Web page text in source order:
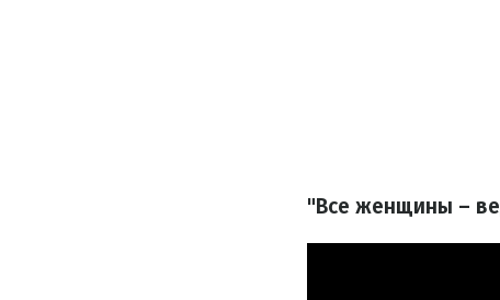
"Все женщины –